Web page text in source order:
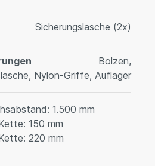
Sicherungslasche (2x)
Bolzen,
Nylon-Griffe, Auflager
1.500 mm
150 mm
220 mm